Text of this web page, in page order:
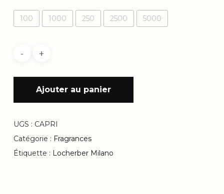
100 1000 250 2500 5000
Ajouter au panier
UGS : CAPRI
Catégorie : Fragrances
Étiquette : Locherber Milano